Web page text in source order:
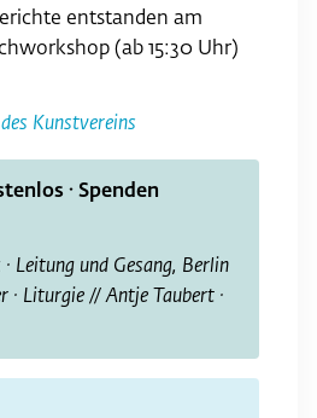
entstanden am
(ab 15:30 Uhr)
Kunstvereins
· Spenden
Leitung und Gesang, Berlin
· Liturgie // Antje Taubert ·